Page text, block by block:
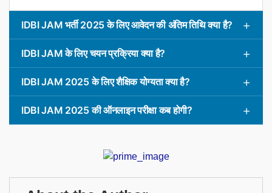
IDBI JAM भर्ती 2025 के लिए आवेदन की अंतिम तिथि क्या है?
IDBI JAM के लिए चयन प्रक्रिया क्या है?
IDBI JAM 2025 के लिए शैक्षिक योग्यता क्या है?
IDBI JAM 2025 की ऑनलाइन परीक्षा कब होगी?